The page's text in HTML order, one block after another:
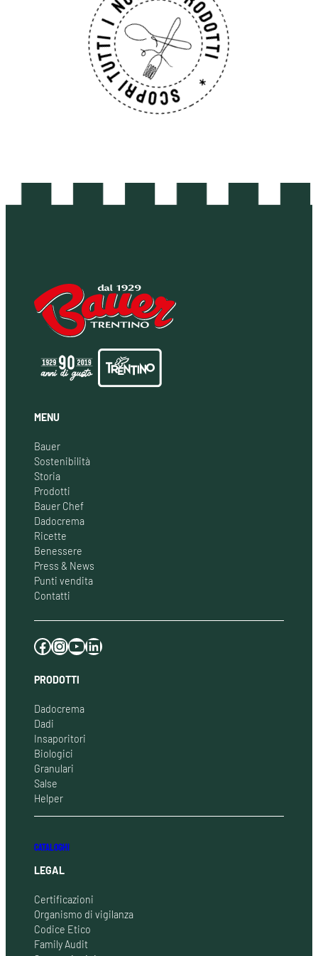
MENU
Bauer
Sostenibilità
Storia
Prodotti
Bauer Chef
Dadocrema
Ricette
Benessere
Press & News
Punti vendita
Contatti
Facebook Instagram YouTube LinkedIn
PRODOTTI
Dadocrema
Dadi
Insaporitori
Biologici
Granulari
Salse
Helper
CATALOGHI
LEGAL
Certificazioni
Organismo di vigilanza
Codice Etico
Family Audit